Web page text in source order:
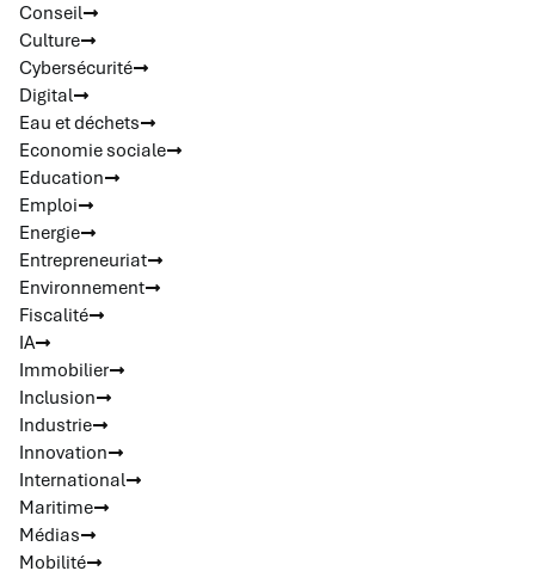
Conseil
Culture
Cybersécurité
Digital
Eau et déchets
Economie sociale
Education
Emploi
Energie
Entrepreneuriat
Environnement
Fiscalité
IA
Immobilier
Inclusion
Industrie
Innovation
International
Maritime
Médias
Mobilité